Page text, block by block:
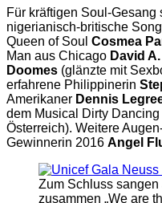
Für kräftigen Soul-
nigerianisch-britische
Queen of Soul Cosmea
Man aus Chicago David
Doomes (glänzte mit
erfahrene Philippinerin
Amerikaner Dennis
dem Musical Dirty
Österreich). Weitere
Gewinnerin 2016 Angel
Zum Schluss
zusammen „We are